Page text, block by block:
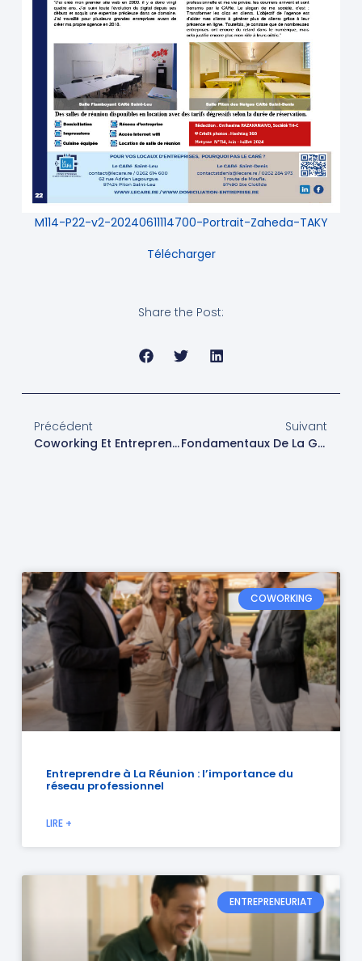
M114-P22-v2-20240611114700-Portrait-Zaheda-TAKY
Télécharger
Share the Post:
Précédent
Coworking Et Entrepreneuriat À La Réunion : Pourquoi Le CARé Est Votre Meilleur Allié
Suivant
Fondamentaux De La Gestion D’entreprise
COWORKING
Entreprendre à La Réunion : l’importance du
réseau professionnel
LIRE +
ENTREPRENEURIAT